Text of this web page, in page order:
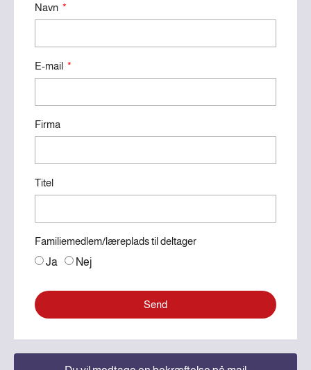
Navn
E-mail
Firma
Titel
Familiemedlem/læreplads til deltager
Ja
Nej
Send